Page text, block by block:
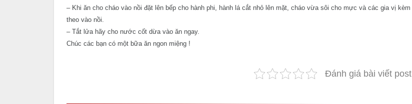
– Khi ăn cho cháo vào nồi đặt lên bếp cho hành phi, hành lá cắt nhỏ lên mặt, cháo vừa sôi cho mực và các gia vị kèm
theo vào nồi.
– Tắt lửa hãy cho nước cốt dừa vào ăn ngay.
Chúc các bạn có một bữa ăn ngon miệng !
Đánh giá bài viết post